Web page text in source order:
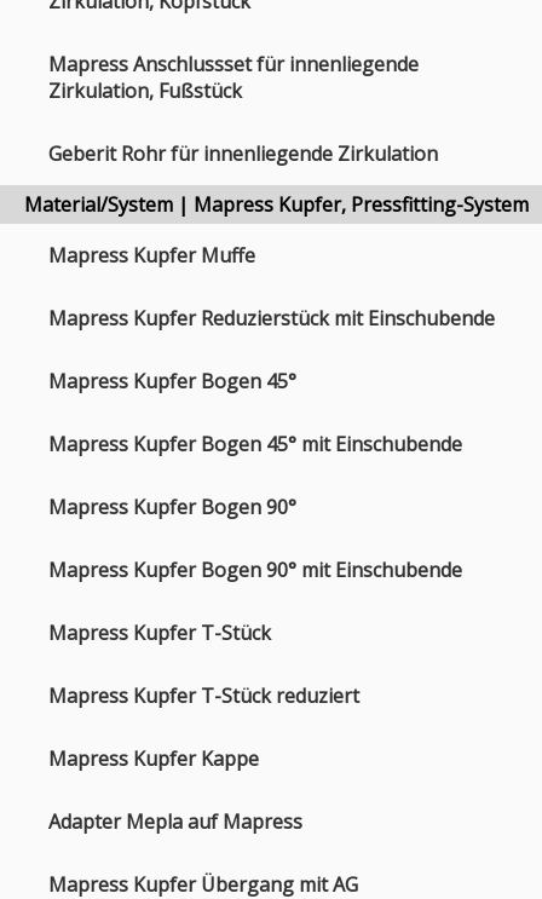
Mapress Anschlussset für innenliegende
Zirkulation, Fußstück
Geberit Rohr für innenliegende Zirkulation
Material/System | Mapress Kupfer, Pressfitting-System
Mapress Kupfer Muffe
Mapress Kupfer Reduzierstück mit Einschubende
Mapress Kupfer Bogen 45°
Mapress Kupfer Bogen 45° mit Einschubende
Mapress Kupfer Bogen 90°
Mapress Kupfer Bogen 90° mit Einschubende
Mapress Kupfer T-Stück
Mapress Kupfer T-Stück reduziert
Mapress Kupfer Kappe
Adapter Mepla auf Mapress
Mapress Kupfer Übergang mit AG